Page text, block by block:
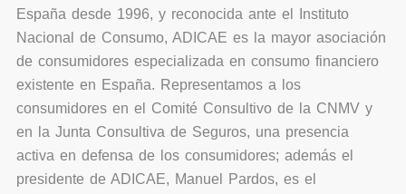
España desde 1996, y reconocida ante el Instituto
Nacional de Consumo, ADICAE es la mayor asociación
de consumidores especializada en consumo financiero
existente en España. Representamos a los
consumidores en el Comité Consultivo de la CNMV y
en la Junta Consultiva de Seguros, una presencia
activa en defensa de los consumidores; además el
presidente de ADICAE, Manuel Pardos, es el